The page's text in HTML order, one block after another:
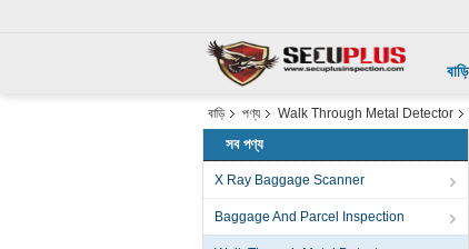
বাড়ি
বাড়ি পণ্য Walk Through Metal Detector
সব পণ্য
X Ray Baggage Scanner
Baggage And Parcel Inspection